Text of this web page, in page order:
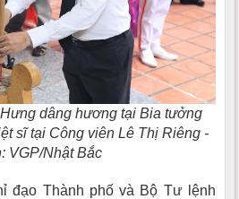
dâng hương tại Bia tưởng
sĩ tại Công viên Lê Thị Riêng -
VGP/Nhật Bắc
đạo Thành phố và Bộ Tư lệnh